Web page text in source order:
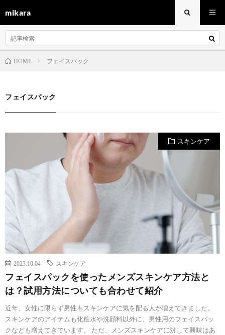
mikara
HOME フェイスパック
フェイスパック
スキンケア
2023.10.04 スキンケア
フェイスパックを使ったメンズスキンケア方法と
は？試用方法についても合わせて紹介
近年、女性に限らず男性もスキンケアに気を配る人が増えてきました。
スキンケアのアイテムも化粧水や洗顔料以外に、男性用のフェイスパッ
クなども増えてきています。 ただ、メンズスキンケアに対して興味はあ